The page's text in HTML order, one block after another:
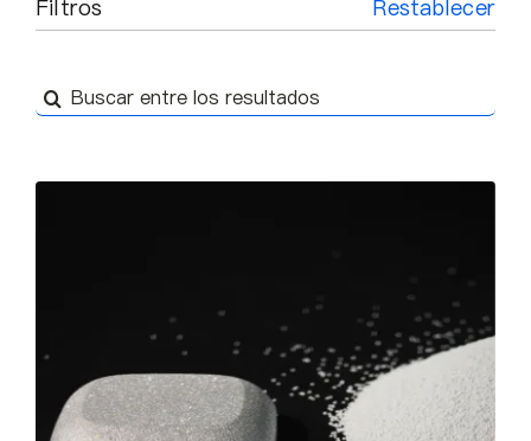
Filtros Restablecer
Buscar: